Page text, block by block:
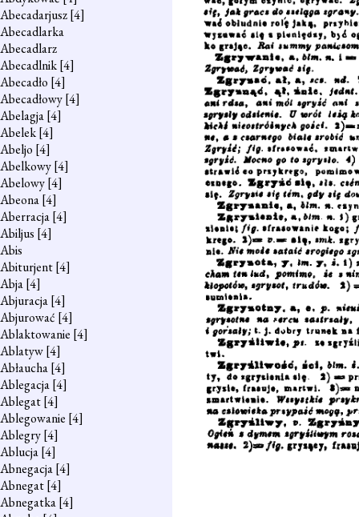
Abecadarjusz[4]
Abecadlarka
Abecadlarz
Abecadlnik[4]
Abecadło [4]
Abecadłowy[4]
Abelagja[4]
Abelek[4]
Abeljo [4]
Abelkowy[4]
Abelowy[4]
Abeona[4]
Aberracja[4]
Abiljus [4]
Abis
Abiturjent[4]
Abja[4]
Abjuracja[4]
Abjurować [4]
Ablaktowanie [4]
Ablatyw[4]
Abłaucha[4]
Ablegacja[4]
Ablegat[4]
Ablegowanie [4]
Ablegry[4]
Ablucja[4]
Abnegacja[4]
Abnegat[4]
Abnegatka[4]